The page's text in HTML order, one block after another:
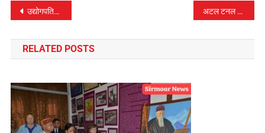
पोस्ट
नेविगेशन
उद्योगपतियों की सुविधाओं से संबंधित समस्याओं का शीघ्र होगा समाधान – सुखराम अटल टनल निर्माण में महत्वपूर्ण भूमिका निभाने वाले सम्मानित
RELATED POSTS